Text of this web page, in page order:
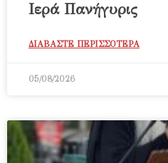
Ιερά Πανήγυρις
ΔΙΑΒΑΣΤΕ ΠΕΡΙΣΣΟΤΕΡΑ
05/08/2026